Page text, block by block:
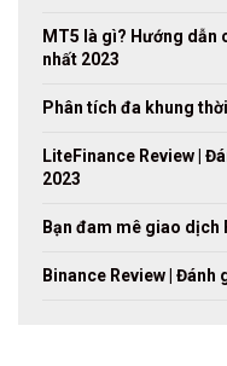
MT5 là gì? Hướng
nhất 2023
Phân tích đa khung
LiteFinance Review |
2023
Bạn đam mê giao dịch
Binance Review | Đánh